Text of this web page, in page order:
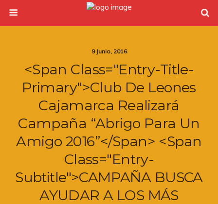
9 Junio, 2016
<span Class="entry-Title-
Primary">Club De Leones
Cajamarca Realizará
Campaña “abrigo Para Un
Amigo 2016”</span> <span
Class="entry-
Subtitle">CAMPAÑA BUSCA
AYUDAR A LOS MÁS